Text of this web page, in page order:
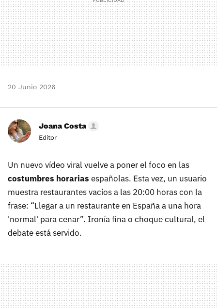
20 Junio 2026
Joana Costa
Editor
Un nuevo vídeo viral vuelve a poner el foco en las
costumbres horarias españolas. Esta vez, un usuario
muestra restaurantes vacíos a las 20:00 horas con la
frase: “Llegar a un restaurante en España a una hora
'normal' para cenar”. Ironía fina o choque cultural, el
debate está servido.